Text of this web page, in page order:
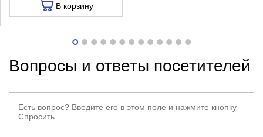
В корзину
Вопросы и ответы посетителей